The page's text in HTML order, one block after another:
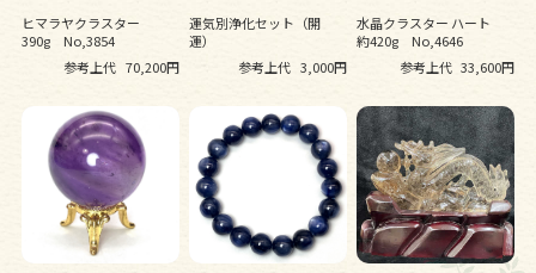
ヒマラヤクラスター
390g No,3854
参考上代 70,200円
運気別浄化セット（開
運）
参考上代 3,000円
水晶クラスター ハート
約420g No,4646
参考上代 33,600円